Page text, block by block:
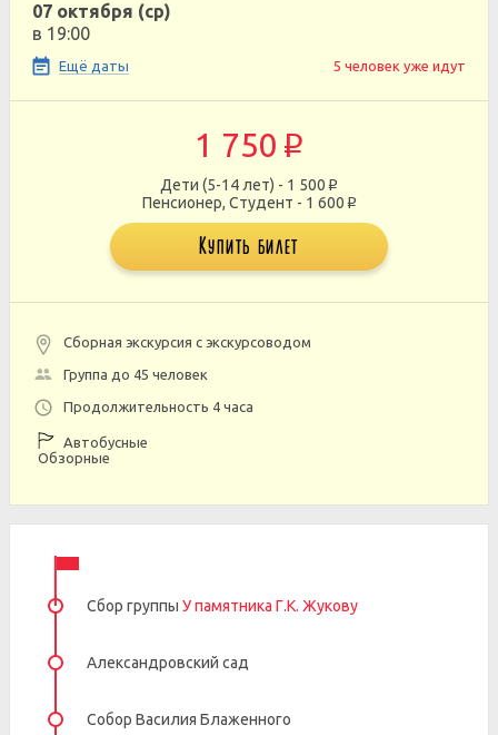
07 октября (ср)
в 19:00
Ещё даты 5 человек уже идут
1 750 p
Дети (5-14 лет) - 1 500 p
Пенсионер, Студент - 1 600 p
Купить билет
Сборная экскурсия с экскурсоводом
Группа до 45 человек
Продолжительность 4 часа
Автобусные
Обзорные
Сбор группы У памятника Г.К. Жукову
Александровский сад
Собор Василия Блаженного